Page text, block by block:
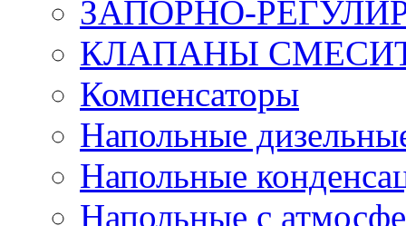
ЗАПОРНО-
КЛАПАНЫ
Компенсаторы
Напольные
Напольные
Напольные с